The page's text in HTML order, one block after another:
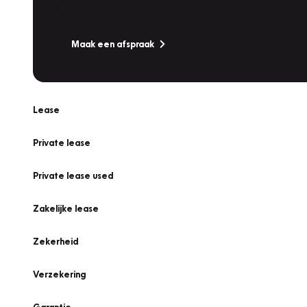
Maak een afspraak
Lease
Private lease
Private lease used
Zakelijke lease
Zekerheid
Verzekering